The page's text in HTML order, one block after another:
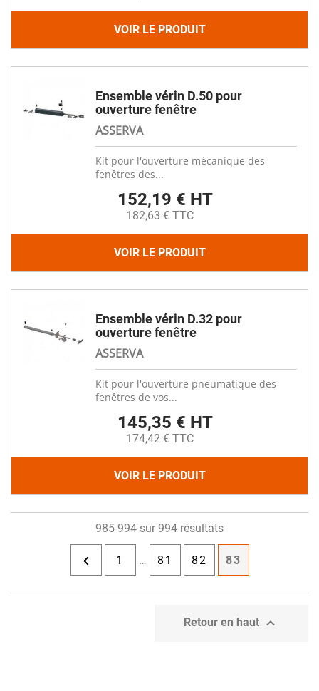
VOIR LE PRODUIT
Ensemble vérin D.50 pour
ouverture fenêtre
ASSERVA
Kit pour l'ouverture mécanique des
fenêtres des...
152,19 € HT
182,63 € TTC
VOIR LE PRODUIT
Ensemble vérin D.32 pour
ouverture fenêtre
ASSERVA
Kit pour l'ouverture pneumatique des
fenêtres de vos...
145,35 € HT
174,42 € TTC
VOIR LE PRODUIT
985-994 sur 994 résultats
 1 … 81 82 83
Retour en haut 